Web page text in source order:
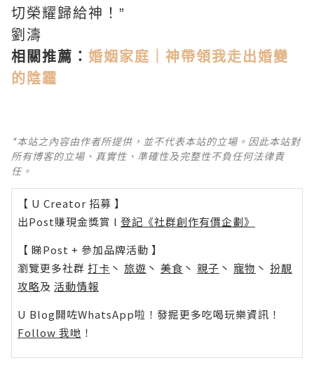
切榮耀歸給神！”
劉濤
相關推薦： 婚姻家庭｜神帶領我走出婚變
的陰霾
*本站之內容由作者所提供，並不代表本站的立場。因此本站對
所有博客的立場、真實性、準確性及完整性不負任何法律責
任。
【 U Creator 招募 】
出Post賺現金獎賞 l 登記《社群創作有價企劃》
【 睇Post + 參加品牌活動 】
瀏覽更多社群 打卡 丶 旅遊 丶 美食 丶 親子 丶 寵物 丶 扮靚
攻略及 活動情報
U Blog開咗WhatsApp啦！發掘更多吃喝玩樂資訊！
Follow 我哋 ！